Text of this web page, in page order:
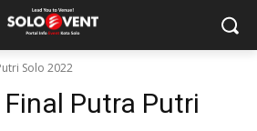
Solo 2022
Final Putra Putri